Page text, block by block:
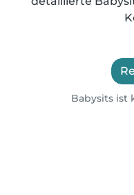
Babysits ist